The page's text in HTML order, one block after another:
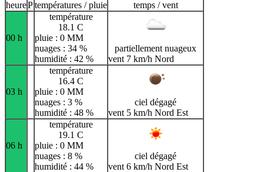
heurePtempératures / pluie temps / vent
00 h
température
18.1 C
pluie : 0 MM
nuages : 34 %
humidité : 42 %
partiellement nuageux
vent 7 km/h Nord
03 h
température
16.4 C
pluie : 0 MM
nuages : 3 %
humidité : 48 %
ciel dégagé
vent 5 km/h Nord Est
06 h
température
19.1 C
pluie : 0 MM
nuages : 8 %
humidité : 44 %
ciel dégagé
vent 6 km/h Nord Est